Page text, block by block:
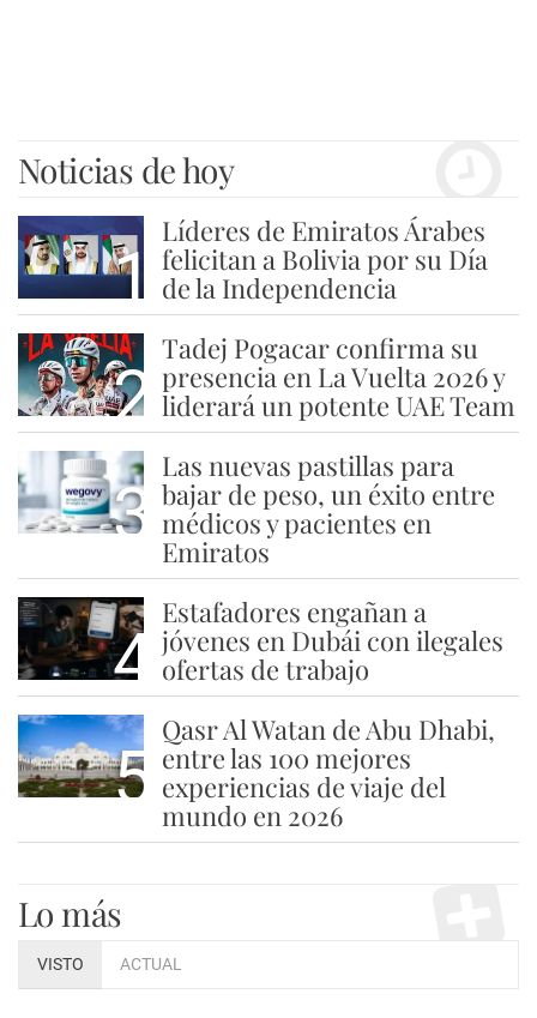
Noticias de hoy
1
Líderes de Emiratos Árabes
felicitan a Bolivia por su Día
de la Independencia
2
Tadej Pogacar confirma su
presencia en La Vuelta 2026 y
liderará un potente UAE Team
3
Las nuevas pastillas para
bajar de peso, un éxito entre
médicos y pacientes en
Emiratos
4
Estafadores engañan a
jóvenes en Dubái con ilegales
ofertas de trabajo
5
Qasr Al Watan de Abu Dhabi,
entre las 100 mejores
experiencias de viaje del
mundo en 2026
Lo más
VISTO ACTUAL